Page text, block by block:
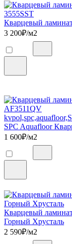
Кварцевый
3 200₽/м2
SPC Aquafloor
1 600₽/м2
Кварцевый
Горный Хрусталь
2 590₽/м2